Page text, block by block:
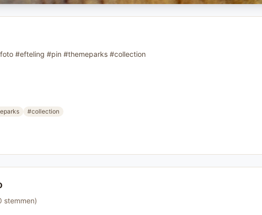
#efteling #pin #themeparks #collection
#collection
stemmen)